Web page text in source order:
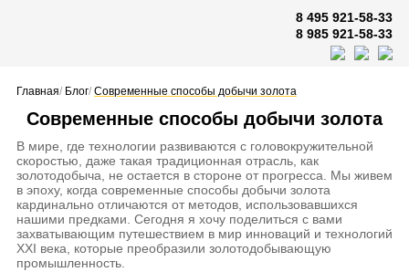
8 495 921-58-33
8 985 921-58-33
Главная/ Блог/ Современные способы добычи золота
Современные способы добычи золота
В мире, где технологии развиваются с головокружительной
скоростью, даже такая традиционная отрасль, как
золотодобыча, не остается в стороне от прогресса. Мы живем
в эпоху, когда современные способы добычи золота
кардинально отличаются от методов, использовавшихся
нашими предками. Сегодня я хочу поделиться с вами
захватывающим путешествием в мир инноваций и технологий
XXI века, которые преобразили золотодобывающую
промышленность.